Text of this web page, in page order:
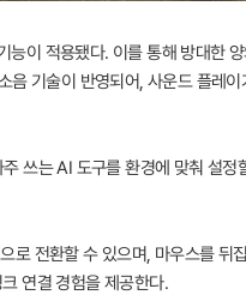
이 적용됐다. 이를 통해 방대한
기술이 반영되어, 사운드 플레이
쓰는 AI 도구를 환경에 맞춰 설정
로 전환할 수 있으며, 마우스를 뒤
연결 경험을 제공한다.